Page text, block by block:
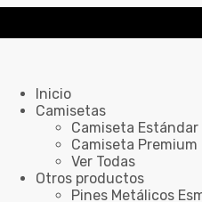
Inicio
Camisetas
Camiseta Estándar
Camiseta Premium
Ver Todas
Otros productos
Pines Metálicos